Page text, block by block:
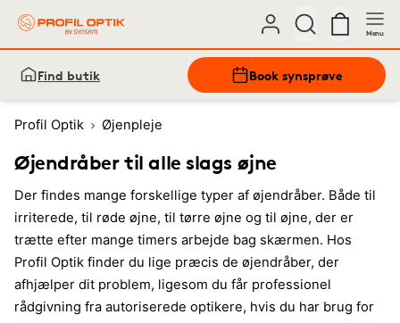
Menu
Find butik Book synsprøve
Profil Optik Øjenpleje
Øjendråber til alle slags øjne
Der findes mange forskellige typer af øjendråber. Både til
irriterede, til røde øjne, til tørre øjne og til øjne, der er
trætte efter mange timers arbejde bag skærmen. Hos
Profil Optik finder du lige præcis de øjendråber, der
afhjælper dit problem, ligesom du får professionel
rådgivning fra autoriserede optikere, hvis du har brug for